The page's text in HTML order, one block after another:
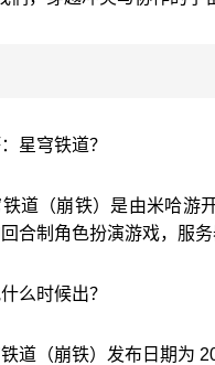
星穹铁道？
道（崩铁）是由米哈游
合制角色扮演游戏，服
么时候出？
道（崩铁）发布日期为